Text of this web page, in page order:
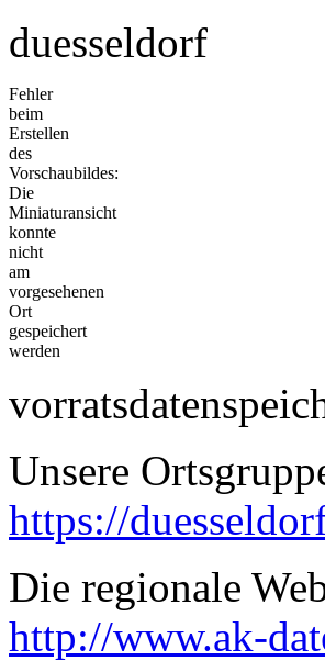
duesseldorf
Fehler
beim
Erstellen
des
Vorschaubildes:
Die
Miniaturansicht
konnte
nicht
am
vorgesehenen
Ort
gespeichert
werden
Unsere
https://
Die regionale
http://www.ak-